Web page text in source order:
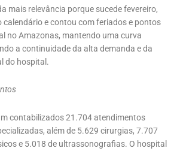
mais relevância porque sucede fevereiro,
calendário e contou com feriados e pontos
no Amazonas, mantendo uma curva
a continuidade da alta demanda e da
do hospital.
contabilizados 21.704 atendimentos
além de 5.629 cirurgias, 7.707
e 5.018 de ultrassonografias. O hospital